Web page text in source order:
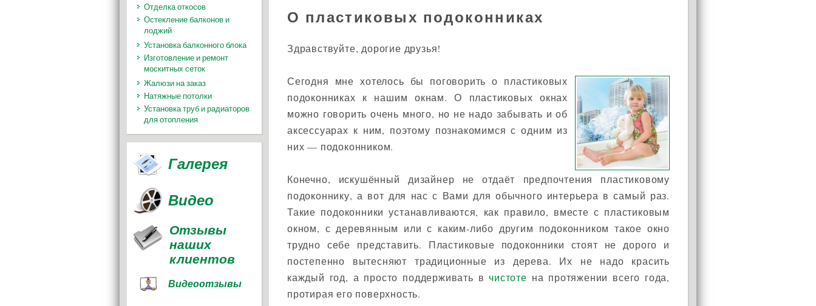
О пластиковых подоконниках
Здравствуйте, дорогие друзья!
Сегодня мне хотелось бы поговорить о пластиковых
подоконниках к нашим окнам. О пластиковых окнах
можно говорить очень много, но не надо забывать и об
аксессуарах к ним, поэтому познакомимся с одним из
них — подоконником.
Конечно, искушённый дизайнер не отдаёт предпочтения пластиковому
подоконнику, а вот для нас с Вами для обычного интерьера в самый раз.
Такие подоконники устанавливаются, как правило, вместе с пластиковым
окном, с деревянным или с каким-либо другим подоконником такое окно
трудно себе представить. Пластиковые подоконники стоят не дорого и
постепенно вытесняют традиционные из дерева. Их не надо красить
каждый год, а просто поддерживать в чистоте на протяжении всего года,
протирая его поверхность.
Отделка откосов
Остекление балконов и
лоджий
Установка балконного блока
Изготовление и ремонт
москитных сеток
Жалюзи на заказ
Натяжные потолки
Установка труб и радиаторов
для отопления
Галерея
Видео
Отзывы
наших
клиентов
Видеоотзывы